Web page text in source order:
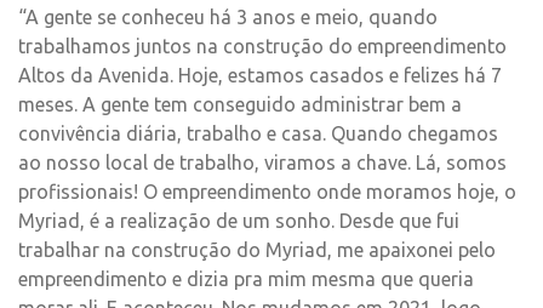
“A gente se conheceu há 3 anos e meio, quando
trabalhamos juntos na construção do empreendimento
Altos da Avenida. Hoje, estamos casados e felizes há 7
meses. A gente tem conseguido administrar bem a
convivência diária, trabalho e casa. Quando chegamos
ao nosso local de trabalho, viramos a chave. Lá, somos
profissionais! O empreendimento onde moramos hoje, o
Myriad, é a realização de um sonho. Desde que fui
trabalhar na construção do Myriad, me apaixonei pelo
empreendimento e dizia pra mim mesma que queria